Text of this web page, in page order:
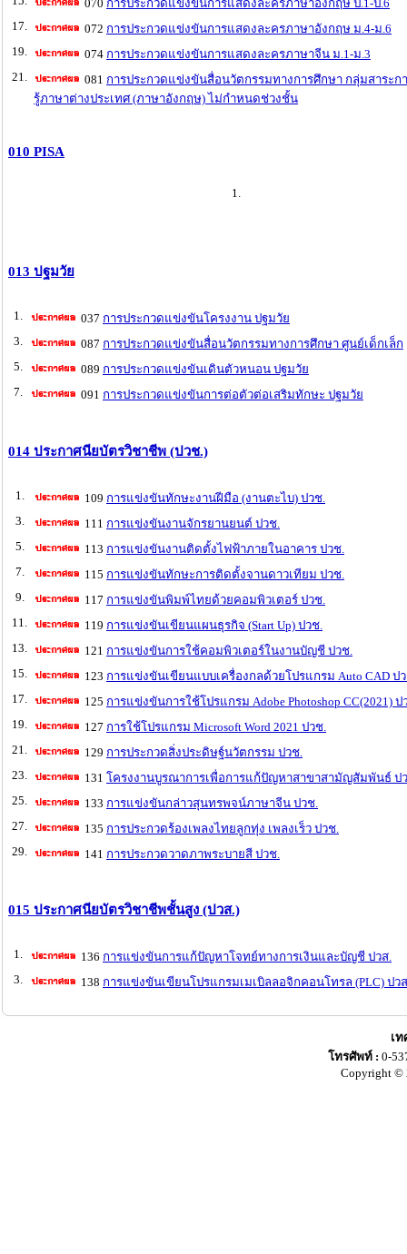
070 การประกวดแข่งขันการแสดงละครภาษาอังกฤษ ป.1-ป.6
17.
072 การประกวดแข่งขันการแสดงละครภาษาอังกฤษ ม.4-ม.6
19.
074 การประกวดแข่งขันการแสดงละครภาษาจีน ม.1-ม.3
21.
081 การประกวดแข่งขันสื่อนวัตกรรมทางการศึกษา กลุ่มสาระก
รู้ภาษาต่างประเทศ (ภาษาอังกฤษ) ไม่กำหนดช่วงชั้น
010 PISA
1.
013 ปฐมวัย
1. 037 การประกวดแข่งขันโครงงาน ปฐมวัย
3.
087 การประกวดแข่งขันสื่อนวัตกรรมทางการศึกษา ศูนย์เด็กเล็ก
5.
089 การประกวดแข่งขันเดินตัวหนอน ปฐมวัย
7.
091 การประกวดแข่งขันการต่อตัวต่อเสริมทักษะ ปฐมวัย
014 ประกาศนียบัตรวิชาชีพ (ปวช.)
1. 109 การแข่งขันทักษะงานฝีมือ (งานตะไบ) ปวช.
3.
111 การแข่งขันงานจักรยานยนต์ ปวช.
5.
113 การแข่งขันงานติดตั้งไฟฟ้าภายในอาคาร ปวช.
7.
115 การแข่งขันทักษะการติดตั้งจานดาวเทียม ปวช.
9.
117 การแข่งขันพิมพ์ไทยด้วยคอมพิวเตอร์ ปวช.
11.
119 การแข่งขันเขียนแผนธุรกิจ (Start Up) ปวช.
13.
121 การแข่งขันการใช้คอมพิวเตอร์ในงานบัญชี ปวช.
15.
123 การแข่งขันเขียนแบบเครื่องกลด้วยโปรแกรม Auto CAD ป
17.
125 การแข่งขันการใช้โปรแกรม Adobe Photoshop CC(2021) ป
19.
127 การใช้โปรแกรม Microsoft Word 2021 ปวช.
21.
129 การประกวดสิ่งประดิษฐ์นวัตกรรม ปวช.
23.
131 โครงงานบูรณาการเพื่อการแก้ปัญหาสาขาสามัญสัมพันธ์ ป
25.
133 การแข่งขันกล่าวสุนทรพจน์ภาษาจีน ปวช.
27.
135 การประกวดร้องเพลงไทยลูกทุ่ง เพลงเร็ว ปวช.
29.
141 การประกวดวาดภาพระบายสี ปวช.
015 ประกาศนียบัตรวิชาชีพชั้นสูง (ปวส.)
1. 136 การแข่งขันการแก้ปัญหาโจทย์ทางการเงินและบัญชี ปวส.
3.
138 การแข่งขันเขียนโปรแกรมเมเบิลลอจิกคอนโทรล (PLC) ปว
เ
โทรศัพท์ : 0-
Copyright ©